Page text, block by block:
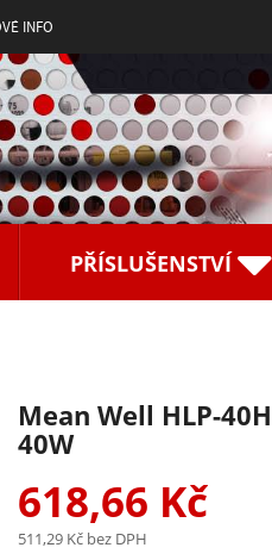
INFO
PŘÍSLUŠENSTVÍ
Mean Well HLP-
40W
618,66 Kč
511,29 Kč bez DPH